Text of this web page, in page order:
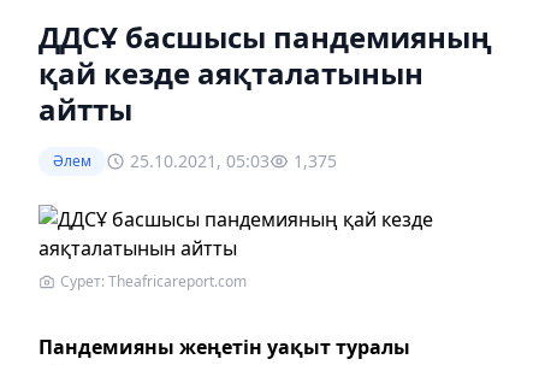
ДДСҰ басшысы пандемияның
қай кезде аяқталатынын
айтты
Әлем 25.10.2021, 05:03 1,375
Сурет: Theafricareport.com
Пандемияны жеңетін уақыт туралы